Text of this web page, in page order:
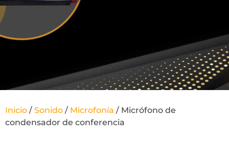
Inicio / Sonido / Microfonía / Micrófono de
condensador de conferencia